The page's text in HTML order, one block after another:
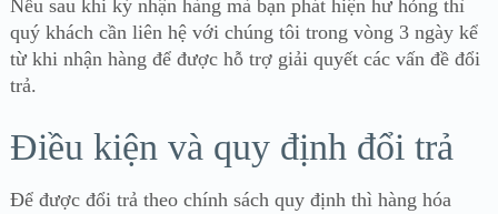
Nếu sau khi ký nhận hàng mà bạn phát hiện hư hỏng thì
quý khách cần liên hệ với chúng tôi trong vòng 3 ngày kể
từ khi nhận hàng để được hỗ trợ giải quyết các vấn đề đổi
trả.
Điều kiện và quy định đổi trả
Để được đổi trả theo chính sách quy định thì hàng hóa